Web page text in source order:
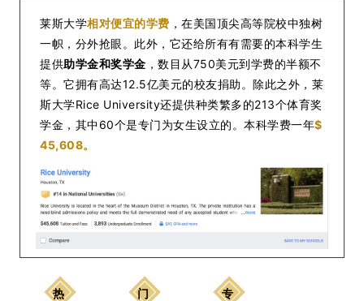
莱斯大学相对便宜的学费 ，在美国顶尖高等院校中独树
一帜，分外抢眼。此外，它还给所有有需要的本科学生
提供助学金和奖学金 ，数目从750美元到学费的半额不
等。它拥有高达12.5亿美元的校友捐助。除此之外，莱
斯大学Rice University还提供种类繁多的213个体育奖
学金，其中60个是专门为女生设立的。本科学费一年$
45,608。
热 门 专